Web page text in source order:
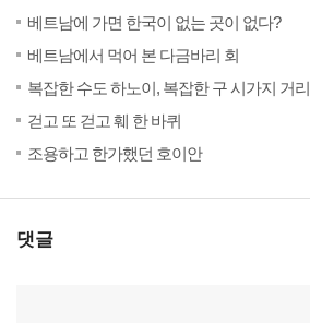
베트남에 가면 한국이 없는 곳이 없다?
베트남에서 먹어 본 다금바리 회
복잡한 수도 하노이, 복잡한 구 시가지 거리
걷고 또 걷고 훼 한 바퀴
조용하고 한가했던 호이안
댓글